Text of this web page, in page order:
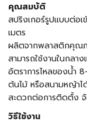
คุณสมบัติ
สปริงเกอร์รูปแบบต่อเ
เมตร
ผลิตจากพลาสติกคุณ
สามารถใช้งานในกลา
อัตราการไหลของน้ำ
ต้นไม้ หรือสนามหญ้าไ
สะดวกต่อการติดตั้ง จั
วิธีใช้งาน